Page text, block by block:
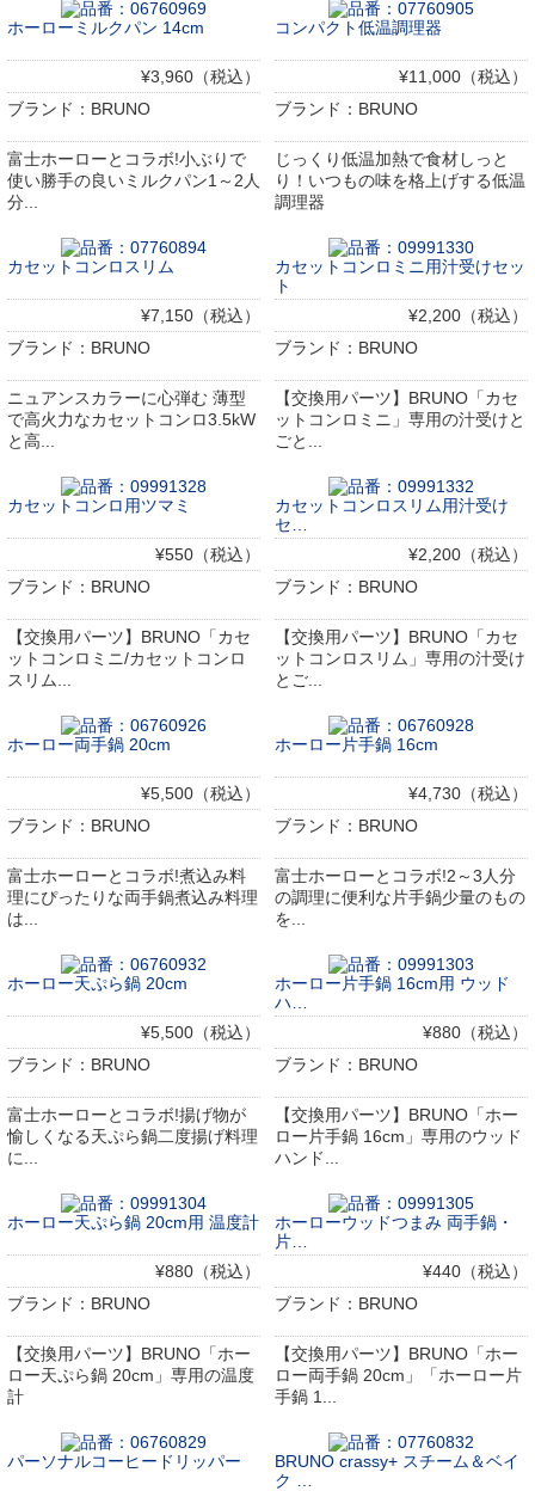
ホーローミルクパン 14cm
¥3,960（税込）
ブランド：BRUNO
富士ホーローとコラボ!小ぶりで
使い勝手の良いミルクパン1～2人
分...
コンパクト低温調理器
¥11,000（税込）
ブランド：BRUNO
じっくり低温加熱で食材しっと
り！いつもの味を格上げする低温
調理器
カセットコンロスリム
¥7,150（税込）
ブランド：BRUNO
ニュアンスカラーに心弾む 薄型
で高火力なカセットコンロ3.5kW
と高...
カセットコンロミニ用汁受けセッ
ト
¥2,200（税込）
ブランド：BRUNO
【交換用パーツ】BRUNO「カセ
ットコンロミニ」専用の汁受けと
ごと...
カセットコンロ用ツマミ
¥550（税込）
ブランド：BRUNO
【交換用パーツ】BRUNO「カセ
ットコンロミニ/カセットコンロ
スリム...
カセットコンロスリム用汁受け
セ…
¥2,200（税込）
ブランド：BRUNO
【交換用パーツ】BRUNO「カセ
ットコンロスリム」専用の汁受け
とご...
ホーロー両手鍋 20cm
¥5,500（税込）
ブランド：BRUNO
富士ホーローとコラボ!煮込み料
理にぴったりな両手鍋煮込み料理
は...
ホーロー片手鍋 16cm
¥4,730（税込）
ブランド：BRUNO
富士ホーローとコラボ!2～3人分
の調理に便利な片手鍋少量のもの
を...
ホーロー天ぷら鍋 20cm
¥5,500（税込）
ブランド：BRUNO
富士ホーローとコラボ!揚げ物が
愉しくなる天ぷら鍋二度揚げ料理
に...
ホーロー片手鍋 16cm用 ウッド
ハ…
¥880（税込）
ブランド：BRUNO
【交換用パーツ】BRUNO「ホー
ロー片手鍋 16cm」専用のウッド
ハンド...
ホーロー天ぷら鍋 20cm用 温度計
¥880（税込）
ブランド：BRUNO
【交換用パーツ】BRUNO「ホー
ロー天ぷら鍋 20cm」専用の温度
計
ホーローウッドつまみ 両手鍋・
片…
¥440（税込）
ブランド：BRUNO
【交換用パーツ】BRUNO「ホー
ロー両手鍋 20cm」「ホーロー片
手鍋 1...
パーソナルコーヒードリッパー
BRUNO crassy+ スチーム＆ベイ
ク …